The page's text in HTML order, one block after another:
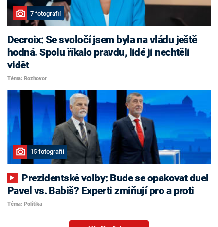
7 fotografií
Decroix: Se svoločí jsem byla na vládu ještě
hodná. Spolu říkalo pravdu, lidé ji nechtěli
vidět
Téma: Rozhovor
15 fotografií
Pavel vs. Babiš? Experti zmiňují pro a proti
Téma: Politika